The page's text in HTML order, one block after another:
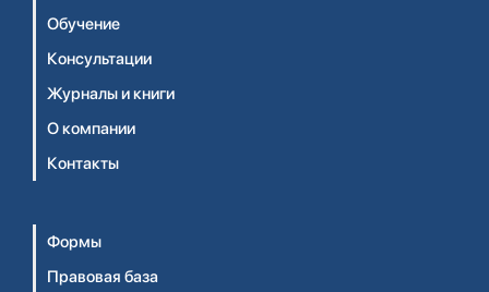
Обучение
Консультации
Журналы и книги
О компании
Контакты
Формы
Правовая база